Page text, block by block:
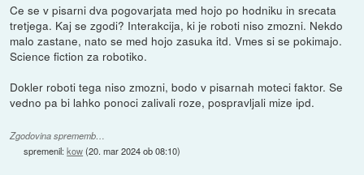
Ce se v pisarni dva pogovarjata med hojo po hodniku in srecata
tretjega. Kaj se zgodi? Interakcija, ki je roboti niso zmozni. Nekdo
malo zastane, nato se med hojo zasuka itd. Vmes si se pokimajo.
Science fiction za robotiko.
Dokler roboti tega niso zmozni, bodo v pisarnah moteci faktor. Se
vedno pa bi lahko ponoci zalivali roze, pospravljali mize ipd.
Zgodovina sprememb…
spremenil:kow(20. mar 2024 ob 08:10)